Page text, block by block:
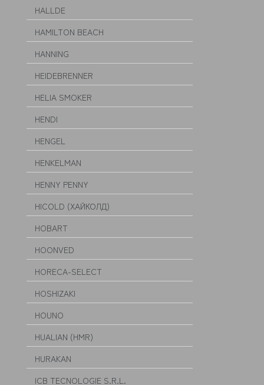
HALLDE
HAMILTON BEACH
HANNING
HEIDEBRENNER
HELIA SMOKER
HENDI
HENGEL
HENKELMAN
HENNY PENNY
HICOLD (ХАЙКОЛД)
HOBART
HOONVED
HORECA-SELECT
HOSHIZAKI
HOUNO
HUALIAN (HMR)
HURAKAN
ICB TECNOLOGIE S.R.L.